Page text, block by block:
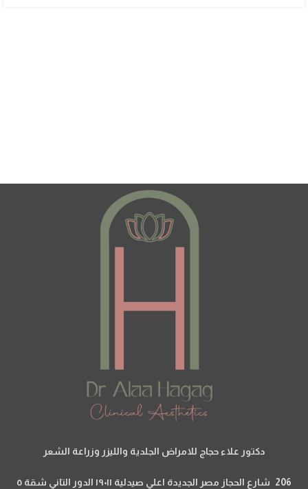
دكتور علاء حجاج للامراض الجلدية والليزر وزراعة الشعر
206 شارع الحجاز مصر الجديدة اعلي صيدلية ١٩٠١١ الدور التاني شقة ٥